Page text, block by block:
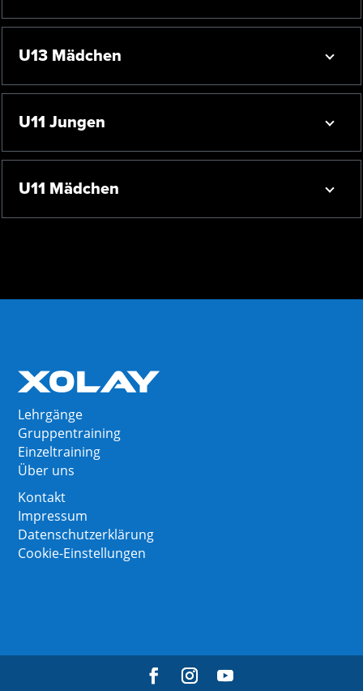
U13 Mädchen
U11 Jungen
U11 Mädchen
Lehrgänge
Gruppentraining
Einzeltraining
Über uns
Kontakt
Impressum
Datenschutzerklärung
Cookie-Einstellungen